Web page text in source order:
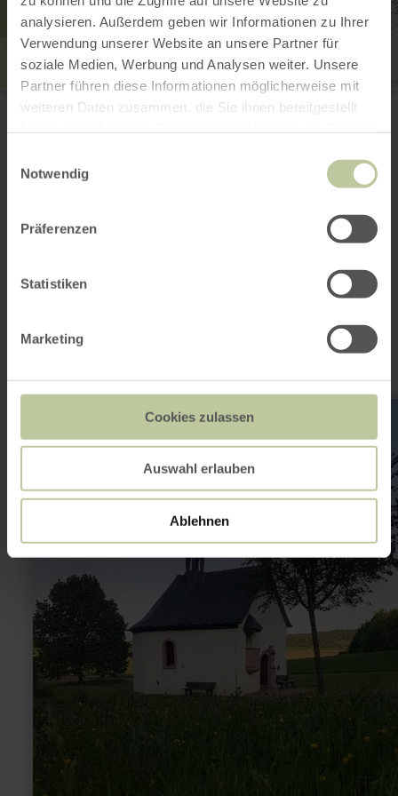
analysieren. Außerdem geben wir Informationen zu Ihrer
Verwendung unserer Website an unsere Partner für
soziale Medien, Werbung und Analysen weiter. Unsere
Partner führen diese Informationen möglicherweise mit
weiteren Daten zusammen, die Sie ihnen bereitgestellt
Notwendig
Präferenzen
Statistiken
Marketing
Cookies zulassen
Auswahl erlauben
Ablehnen
Treverer-Pferde
54634 Bitburg
Website
Show on map
This might also be
interesting
Fintenkapelle